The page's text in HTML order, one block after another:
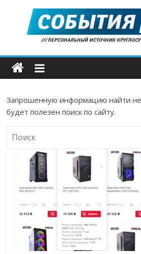
content
—
важные
новости
со
всего
мира
Запрошенную информацию найти
будет полезен поиск по сайту.